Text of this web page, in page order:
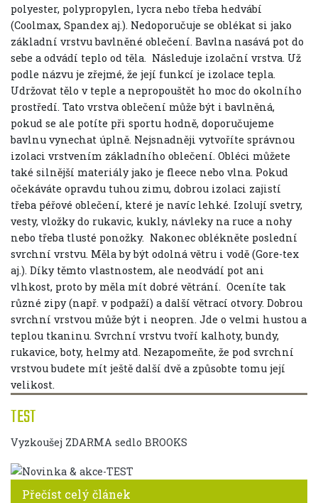
TEST
Vyzkoušej ZDARMA sedlo BROOKS
Přečíst celý článek
polyester, polypropylen, lycra nebo třeba hedvábí
(Coolmax, Spandex aj.). Nedoporučuje se oblékat si jako
základní vrstvu bavlněné oblečení. Bavlna nasává pot do
sebe a odvádí teplo od těla. Následuje izolační vrstva. Už
podle názvu je zřejmé, že její funkcí je izolace tepla.
Udržovat tělo v teple a nepropouštět ho moc do okolního
prostředí. Tato vrstva oblečení může být i bavlněná,
pokud se ale potíte při sportu hodně, doporučujeme
bavlnu vynechat úplně. Nejsnadněji vytvoříte správnou
izolaci vrstvením základního oblečení. Obléci můžete
také silnější materiály jako je fleece nebo vlna. Pokud
očekáváte opravdu tuhou zimu, dobrou izolaci zajistí
třeba péřové oblečení, které je navíc lehké. Izolují svetry,
vesty, vložky do rukavic, kukly, návleky na ruce a nohy
nebo třeba tlusté ponožky. Nakonec oblékněte poslední
svrchní vrstvu. Měla by být odolná větru i vodě (Gore-tex
aj.). Díky těmto vlastnostem, ale neodvádí pot ani
vlhkost, proto by měla mít dobré větrání. Oceníte tak
různé zipy (např. v podpaží) a další větrací otvory. Dobrou
svrchní vrstvou může být i neopren. Jde o velmi hustou a
teplou tkaninu. Svrchní vrstvu tvoří kalhoty, bundy,
rukavice, boty, helmy atd. Nezapomeňte, že pod svrchní
vrstvou budete mít ještě další dvě a způsobte tomu její
velikost.